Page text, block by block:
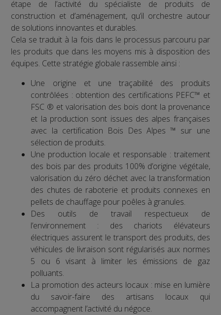
étape de l’activité du spécialiste de produits de
construction et d’aménagement, qu’il orchestre autour
de solutions innovantes et durables.
Cela se traduit à la fois dans le processus parcouru par
les produits que dans les moyens mis à disposition des
équipes. Cette stratégie globale rassemble ainsi :
Une origine et une traçabilité des produits
contrôlées : obtention des certifications PEFC™ et
FSC ® et valorisation des bois dont la provenance
et la production sont issues des alpes françaises
avec la certification Bois Des Alpes ™ sur une
sélection de produits.
Une production locale et responsable : traitement
des bois par des produits 100% d’origine végétale,
valorisation du zéro déchet avec la transformation
des chutes de raboterie et produits connexes en
pellets de chauffage pour poêles à granules.
Des outils de travail respectueux de
l’environnement : des chariots élévateurs
électriques assurent le transport des produits, des
véhicules de livraison sont régularisés aux normes
5 ou 6 visant à limiter les émissions de gaz
polluants.
La promotion des acteurs locaux : mise en lumière
du savoir-faire des artisans locaux qui
accompagnent l’activité du négoce.